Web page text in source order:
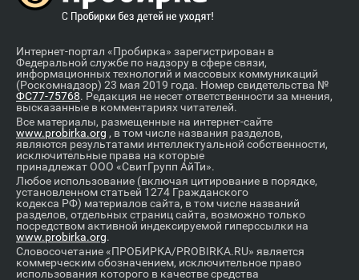
Интернет-портал «Пробирка» зарегистрирован в
Федеральной службе по надзору в сфере связи,
информационных технологий и массовых коммуникаций
(Роскомнадзор) 23 мая 2019 года. Номер свидетельства №
ФС77-75768. Редакция не несет ответственности за мнения,
высказанные в комментариях читателей.
Все материалы, размещенные на интернет-сайте
www.probirka.org , в том числе названия разделов,
являются результатами интеллектуальной собственности,
исключительные права на которые
принадлежат ООО «СвитГрупп АйТи».
Любое использование (включая цитирование в порядке,
установленном статьей 1274 Гражданского
кодекса РФ) материалов сайта, в том числе названий
разделов, отдельных страниц сайта, возможно только
посредством активной индексируемой гиперссылки на
www.probirka.org.
Словосочетание «ПРОБИРКА/PROBIRKA.RU» является
коммерческим обозначением, исключительное право
использования которого в качестве средства